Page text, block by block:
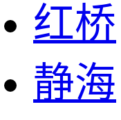
红桥
静海